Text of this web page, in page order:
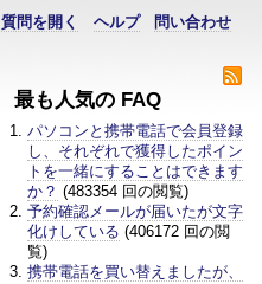
問い合わせ
ヘルプ
質問を開く
最も人気の FAQ
パソコンと携帯電話で会員登録
し、それぞれで獲得したポイン
トを一緒にすることはできます
か？ (483354 回の閲覧)
予約確認メールが届いたが文字
化けしている (406172 回の閲
覧)
携帯電話を買い替えましたが、